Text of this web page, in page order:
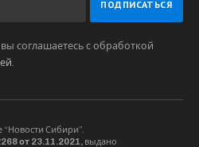
соглашаетесь с обработкой
Сибири”.
от 23.11.2021, выдано